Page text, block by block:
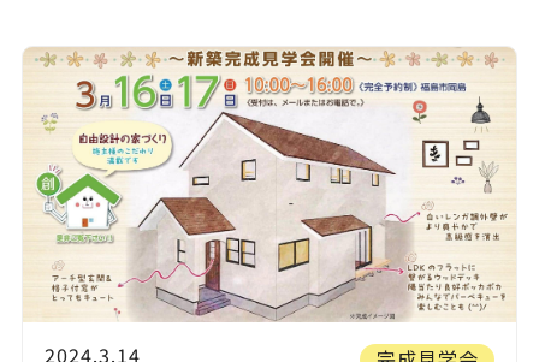
2024.3.14